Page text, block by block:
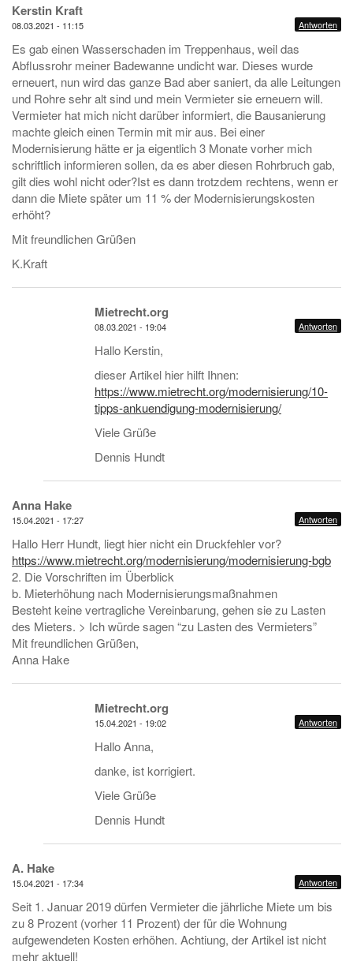
Kerstin Kraft
08.03.2021 - 11:15 Antworten
Es gab einen Wasserschaden im Treppenhaus, weil das
Abflussrohr meiner Badewanne undicht war. Dieses wurde
erneuert, nun wird das ganze Bad aber saniert, da alle Leitungen
und Rohre sehr alt sind und mein Vermieter sie erneuern will.
Vermieter hat mich nicht darüber informiert, die Bausanierung
machte gleich einen Termin mit mir aus. Bei einer
Modernisierung hätte er ja eigentlich 3 Monate vorher mich
schriftlich informieren sollen, da es aber diesen Rohrbruch gab,
gilt dies wohl nicht oder?Ist es dann trotzdem rechtens, wenn er
dann die Miete später um 11 % der Modernisierungskosten
erhöht?
Mit freundlichen Grüßen
K.Kraft
Mietrecht.org
08.03.2021 - 19:04 Antworten
Hallo Kerstin,
dieser Artikel hier hilft Ihnen:
https://www.mietrecht.org/modernisierung/10-
tipps-ankuendigung-modernisierung/
Viele Grüße
Dennis Hundt
Anna Hake
15.04.2021 - 17:27 Antworten
Hallo Herr Hundt, liegt hier nicht ein Druckfehler vor?
https://www.mietrecht.org/modernisierung/modernisierung-bgb
2. Die Vorschriften im Überblick
b. Mieterhöhung nach Modernisierungsmaßnahmen
Besteht keine vertragliche Vereinbarung, gehen sie zu Lasten
des Mieters. > Ich würde sagen “zu Lasten des Vermieters”
Mit freundlichen Grüßen,
Anna Hake
Mietrecht.org
15.04.2021 - 19:02 Antworten
Hallo Anna,
danke, ist korrigiert.
Viele Grüße
Dennis Hundt
A. Hake
15.04.2021 - 17:34 Antworten
Seit 1. Januar 2019 dürfen Vermieter die jährliche Miete um bis
zu 8 Prozent (vorher 11 Prozent) der für die Wohnung
aufgewendeten Kosten erhöhen. Achtiung, der Artikel ist nicht
mehr aktuell!